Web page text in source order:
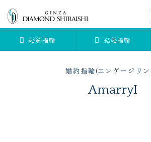
婚約指輪 結婚指輪
0078-
婚約指輪(エンゲージリ
AmarryI